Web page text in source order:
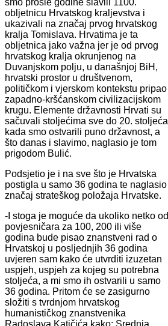
obljetnicu Hrvatskog kraljevstva i
ukazivali na značaj prvog hrvatskog
kralja Tomislava. Hrvatima je ta
obljetnica jako važna jer je od prvog
hrvatskog kralja okrunjenog na
Duvanjskom polju, u današnjoj BiH,
hrvatski prostor u društvenom,
političkom i vjerskom kontekstu pripao
zapadno-kršćanskom civilizacijskom
krugu. Elemente državnosti Hrvati su
sačuvali stoljećima sve do 20. stoljeća
kada smo ostvarili puno državnost, a
što danas i slavimo, naglasio je tom
prigodom Bulić.
Podsjetio je i na sve što je Hrvatska
postigla u samo 36 godina te naglasio
značaj strateškog položaja Hrvatske.
-I stoga je moguće da ukoliko netko od
povjesničara za 100, 200 ili više
godina bude pisao znanstveni rad o
Hrvatskoj u posljednjih 36 godina
uvjeren sam kako će utvrditi izuzetan
uspjeh, uspjeh za kojeg su potrebna
stoljeća, a mi smo ih ostvarili u samo
36 godina. Pritom će se zasigurno
složiti s tvrdnjom hrvatskog
humanističkog znanstvenika
Radoslava Katičića kako: Srednja